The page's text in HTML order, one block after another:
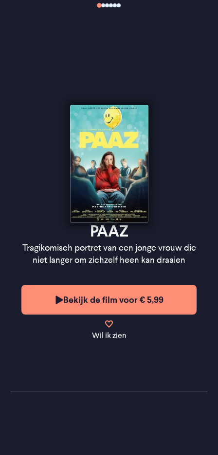
- Hanna van der Haar
- o.a. Gaite Jansen, Bianca Krijgsman, Ariane
Schluter & Georgina Verbaan
- o.a. Susanne Groen
Costume Design- Suzanne Eldering
Haar & Make-up Design- Marieke van Veen, Trudy
- Hanneke Niens
Production Design- Rosa van Gils
- Anne de Clercq
Scenario- Anne de Clercq, Eva Aben, Myrthe van
der Meer, Lineke van den Boezem
''Tragikomisch en zit vol relativerende humor''
VPRO Cinema
''Gaite Jansen is een aanwinst voor elke
Nederlandse film'' ★★★FilmTotaal
PAAZ
Tragikomisch portret van een jonge vrouw die
niet langer om zichzelf heen kan draaien
Bekijk de film voor € 5,99
Wil ik zien